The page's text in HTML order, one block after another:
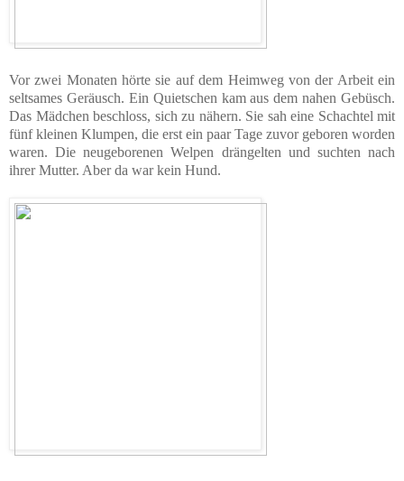
Vor zwei Monaten hörte sie auf dem Heimweg von der Arbeit ein
seltsames Geräusch. Ein Quietschen kam aus dem nahen Gebüsch.
Das Mädchen beschloss, sich zu nähern. Sie sah eine Schachtel mit
fünf kleinen Klumpen, die erst ein paar Tage zuvor geboren worden
waren. Die neugeborenen Welpen drängelten und suchten nach
ihrer Mutter. Aber da war kein Hund.